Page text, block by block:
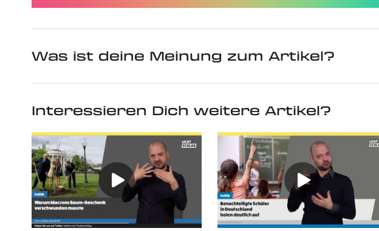
Was ist deine Meinung zum Artikel?
Interessieren Dich weitere Artikel?